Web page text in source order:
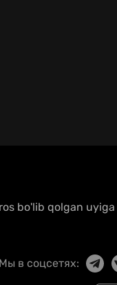
bo'lib qolgan
в соцсетях: